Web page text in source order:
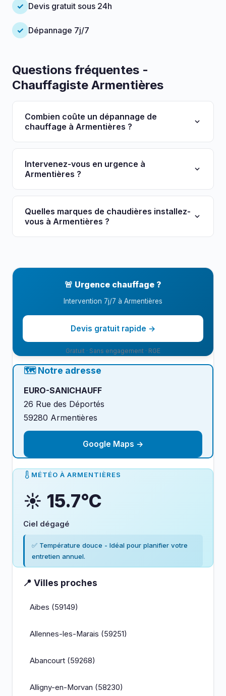
✓ Devis gratuit sous 24h
✓ Dépannage 7j/7
Questions fréquentes -
Chauffagiste Armentières
Combien coûte un dépannage de
chauffage à Armentières ?
Le déplacement et diagnostic coûtent entre 49€
et 89€. La réparation est ensuite facturée selon
les pièces nécessaires. Nous établissons
intervention.
Intervenez-vous en urgence à
Armentières ?
Oui, notre service de dépannage urgence est
disponible 7j/7 à Armentières et dans toute la
métropole lilloise. Remplissez le formulaire ci-
Quelles marques de chaudières installez-
vous à Armentières ?
De Dietrich, Frisquet, Elm Leblanc selon votre
logement et votre budget.
🚨 Urgence chauffage ?
Intervention 7j/7 à Armentières
Devis gratuit rapide →
Gratuit · Sans engagement · RGE
🗺️ Notre adresse
EURO-SANICHAUFF
26 Rue des Déportés
59280 Armentières
Google Maps →
MÉTÉO À ARMENTIÈRES
☀️ 15.7°C
Ciel dégagé
✅ Température douce - Idéal pour planifier votre
entretien annuel.
📍 Villes proches
Aibes (59149)
Allennes-les-Marais (59251)
Abancourt (59268)
Alligny-en-Morvan (58230)